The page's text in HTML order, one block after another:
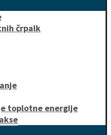
črpalk
toplotne energije